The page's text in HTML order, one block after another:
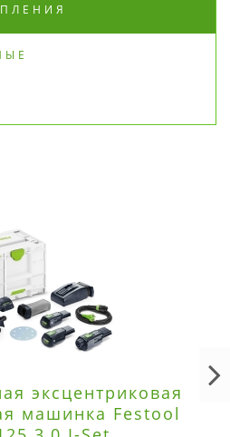
эксцентриковая
машинка Festool